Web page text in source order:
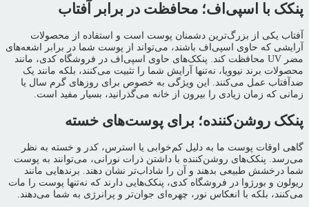
پنکک با اسپی‌اف؛ محافظت در برابر آفتاب
آفتاب یکی از بزرگ‌ترین دشمنان پوست است و استفاده از محصولات
آرایشی که حاوی اسپی‌اف باشند، می‌تواند از پوست شما در برابر اشعه‌های
مضر UV محافظت کند. پنکک‌های حاوی اسپی‌اف در فروشگاه کدی، مانند
محصولات برند نیوویا، نه‌تنها آرایش شما را تثبیت می‌کنند، بلکه مانند یک
ضدآفتاب عمل می‌کنند. این ویژگی به خصوص برای روزهای گرم سال یا
زمانی که زمان زیادی را بیرون از خانه می‌گذرانید، بسیار مفید است.
پنکک روشن‌کننده؛ برای پوست‌های خسته
گاهی اوقات پوست ما به دلیل کم‌خوابی یا استرس، کدر و خسته به نظر
می‌رسد. پنکک‌های روشن‌کننده با داشتن ذرات نورانی، می‌توانند به پوست
شما درخشش طبیعی بدهند و آن را شاداب‌تر نشان دهند. برندهایی مانند
ریولون و بورژوا در فروشگاه کدی، پنکک‌هایی دارند که نه‌تنها پوست را مات
می‌کنند، بلکه با انعکاس نور، چهره‌ای جوان‌تر و پرانرژی به شما می‌دهند.